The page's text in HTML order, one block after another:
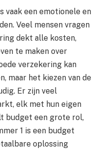
vaak een emotionele en
Veel mensen vragen
dekt alle kosten,
te maken over
verzekering kan
maar het kiezen van de
Er zijn veel
elk met hun eigen
budget een grote rol,
1 is een budget
oplossing